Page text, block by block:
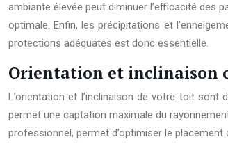
ambiante élevée peut diminuer l’efficacité des
optimale. Enfin, les précipitations et
protections adéquates est donc essentielle.
Orientation et inclinaison
L’orientation et l’inclinaison de votre toit sont
permet une captation maximale du
professionnel, permet d’optimiser le placement